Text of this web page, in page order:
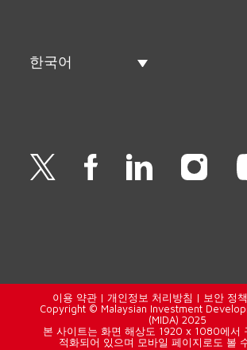
한국어
이용 약관 | 개인정보 처리방침 | 보안 정책
Copyright © Malaysian Investment
(MIDA) 2025
본 사이트는 화면 해상도 1920 x 1080에서
적화되어 있으며 모바일 페이지로도 볼